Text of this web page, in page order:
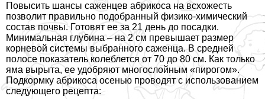
Повысить шансы саженцев абрикоса на всхожесть
позволит правильно подобранный физико-химический
состав почвы. Готовят ее за 21 день до посадки.
Минимальная глубина – на 2 см превышает размер
корневой системы выбранного саженца. В средней
полосе показатель колeблется от 70 до 80 см. Как только
яма вырыта, ее удобряют многослойным «пирогом».
Подкормку абрикоса осенью проводят с использованием
следующего рецепта: